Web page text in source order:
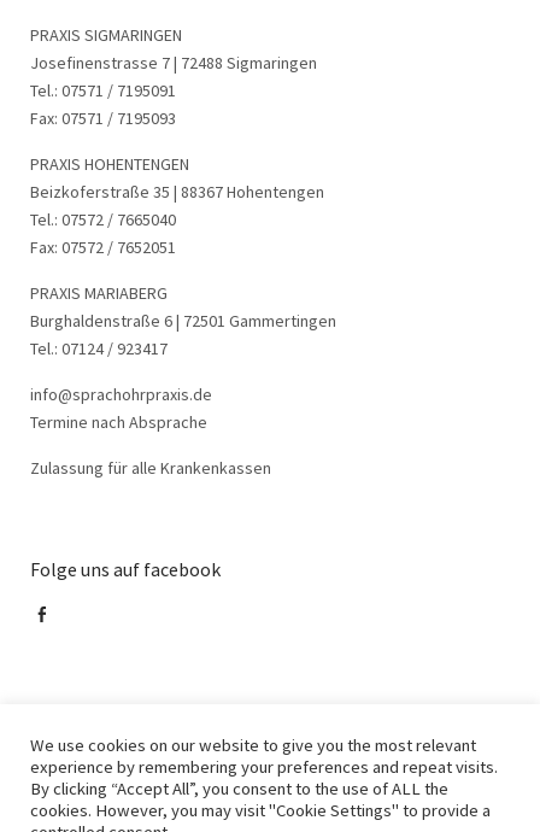
PRAXIS SIGMARINGEN
Josefinenstrasse 7 | 72488 Sigmaringen
Tel.: 07571 / 7195091
Fax: 07571 / 7195093
PRAXIS HOHENTENGEN
Beizkoferstraße 35 | 88367 Hohentengen
Tel.: 07572 / 7665040
Fax: 07572 / 7652051
PRAXIS MARIABERG
Burghaldenstraße 6 | 72501 Gammertingen
Tel.: 07124 / 923417
info@sprachohrpraxis.de
Termine nach Absprache
Zulassung für alle Krankenkassen
Folge uns auf facebook
© 2022 Sprachohr Praxis
We use cookies on our website to give you the most relevant
experience by remembering your preferences and repeat visits.
By clicking “Accept All”, you consent to the use of ALL the
cookies. However, you may visit "Cookie Settings" to provide a